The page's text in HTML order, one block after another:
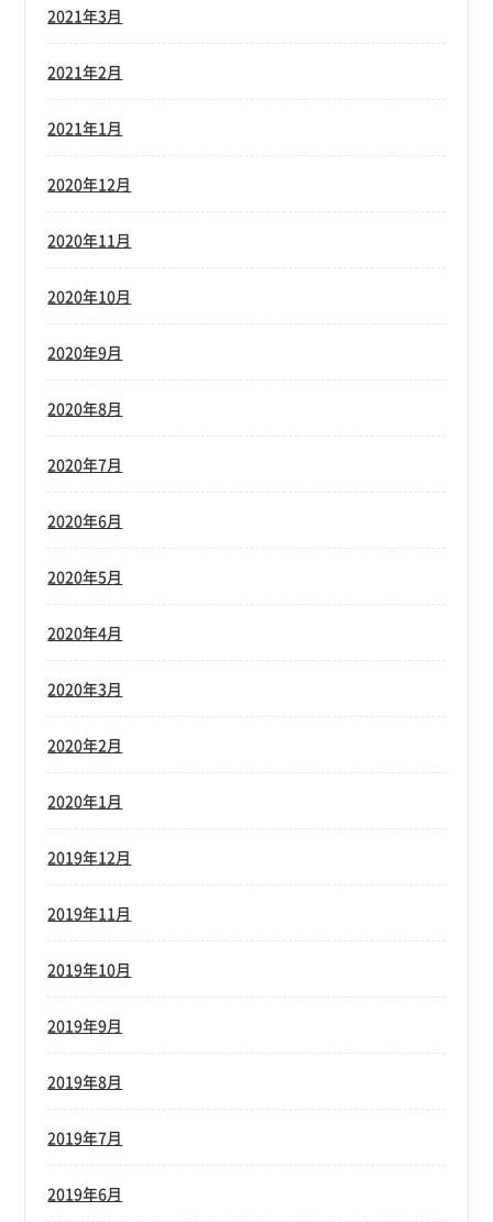
2021年3月
2021年2月
2021年1月
2020年12月
2020年11月
2020年10月
2020年9月
2020年8月
2020年7月
2020年6月
2020年5月
2020年4月
2020年3月
2020年2月
2020年1月
2019年12月
2019年11月
2019年10月
2019年9月
2019年8月
2019年7月
2019年6月